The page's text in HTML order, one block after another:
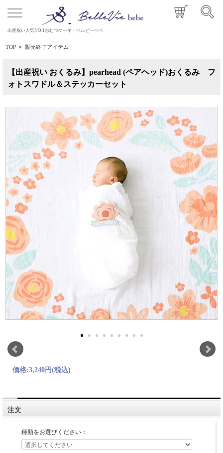
出産祝い人気NO.1おむつケーキ｜ベルビーベベ
TOP > 販売終了アイテム
【出産祝い おくるみ】pearhead (ペアヘッド)おくるみ フ
ォトスワドル＆ステッカーセット
価格:3,240円(税込)
注文
種類をお選びください：